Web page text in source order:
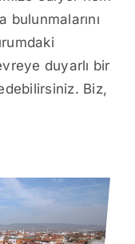
bulunmalarını
duyarlı bir
Biz,